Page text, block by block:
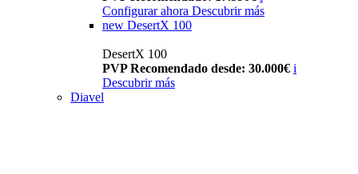
Configurar ahora Descubrir más
new DesertX 100
DesertX 100
PVP Recomendado desde: 30.000€ i
Descubrir más
Diavel